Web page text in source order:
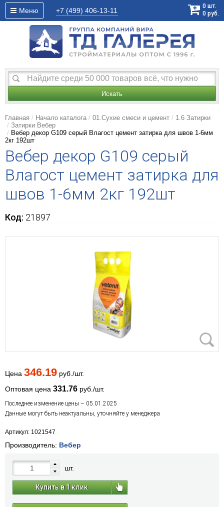
Меню +7 (499) 406-13-11
0 шт.
0 руб.
Искать
Главная Начало каталога 01.Сухие смеси и цемент
1.6 Затирки
Затирки Вебер
Вебер декор G109 серый Влагост цемент затирка для швов 1-6мм
2кг 192шт
Вебер декор G109 серый
Влагост цемент затирка для
швов 1-6мм 2кг 192шт
Код: 21897
Цена 346.19 руб./шт.
Оптовая цена 331.76 руб./шт.
Последнее изменение цены – 05.01.2025
Данные могут быть неактуальны, уточняйте у менеджера
Артикул: 1021547
Производитель: Вебер
шт.
Купить в 1 клик